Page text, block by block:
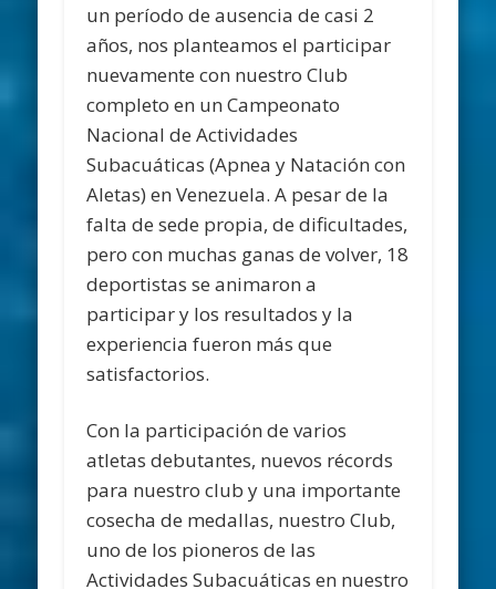
un período de ausencia de casi 2
años, nos planteamos el participar
nuevamente con nuestro Club
completo en un Campeonato
Nacional de Actividades
Subacuáticas (Apnea y Natación con
Aletas) en Venezuela. A pesar de la
falta de sede propia, de dificultades,
pero con muchas ganas de volver, 18
deportistas se animaron a
participar y los resultados y la
experiencia fueron más que
satisfactorios.
Con la participación de varios
atletas debutantes, nuevos récords
para nuestro club y una importante
cosecha de medallas, nuestro Club,
uno de los pioneros de las
Actividades Subacuáticas en nuestro